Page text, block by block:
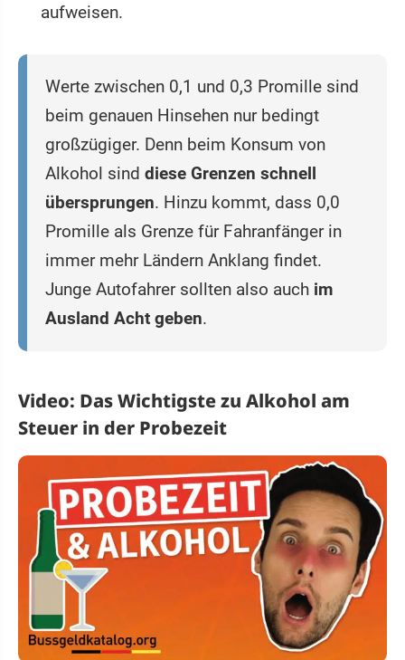
aufweisen.
Werte zwischen 0,1 und 0,3 Promille sind
beim genauen Hinsehen nur bedingt
großzügiger. Denn beim Konsum von
Alkohol sind diese Grenzen schnell
übersprungen. Hinzu kommt, dass 0,0
Promille als Grenze für Fahranfänger in
immer mehr Ländern Anklang findet.
Junge Autofahrer sollten also auch im
Ausland Acht geben.
Video: Das Wichtigste zu Alkohol am
Steuer in der Probezeit